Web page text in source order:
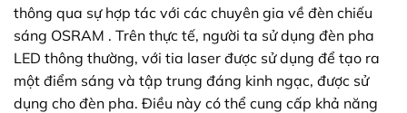
thông qua sự hợp tác với các chuyên gia về đèn chiếu
sáng OSRAM . Trên thực tế, người ta sử dụng đèn pha
LED thông thường, với tia laser được sử dụng để tạo ra
một điểm sáng và tập trung đáng kinh ngạc, được sử
dụng cho đèn pha. Điều này có thể cung cấp khả năng